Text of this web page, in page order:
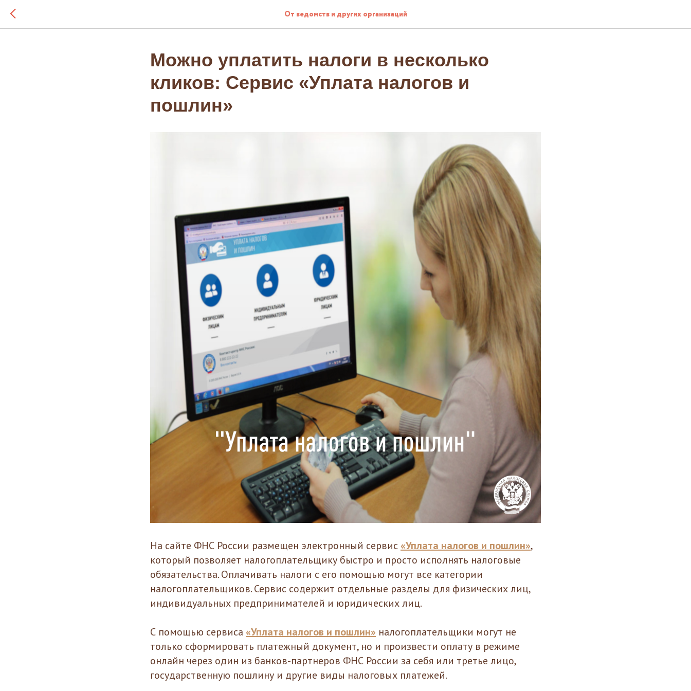
От ведомств и других организаций
Можно уплатить налоги в несколько
кликов: Сервис «Уплата налогов и
пошлин»
На сайте ФНС России размещен электронный сервис «Уплата налогов и пошлин»,
который позволяет налогоплательщику быстро и просто исполнять налоговые
обязательства. Оплачивать налоги с его помощью могут все категории
налогоплательщиков. Сервис содержит отдельные разделы для физических лиц,
индивидуальных предпринимателей и юридических лиц.
С помощью сервиса «Уплата налогов и пошлин» налогоплательщики могут не
только сформировать платежный документ, но и произвести оплату в режиме
онлайн через один из банков-партнеров ФНС России за себя или третье лицо,
государственную пошлину и другие виды налоговых платежей.